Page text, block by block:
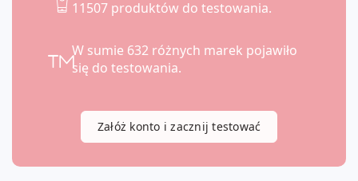
11507 produktów do testowania.
W sumie 632 różnych marek pojawiło
się do testowania.
Załóż konto i zacznij testować